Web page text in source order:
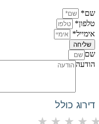
שם*
טלפון*
אימייל*
שליחה
שם
הודעה
דירוג כולל